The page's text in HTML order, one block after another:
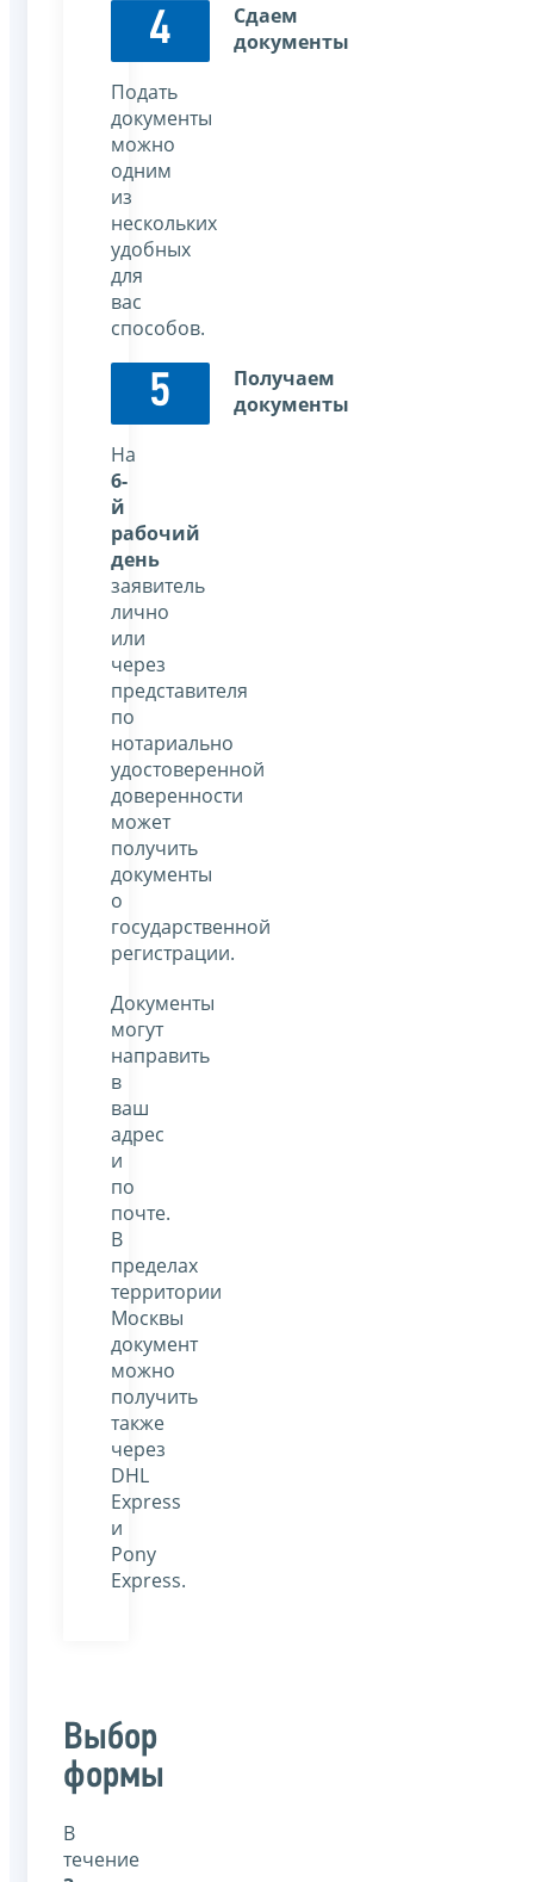
4
Сдаем
документы
Подать
документы
можно
одним
из
нескольких
удобных
для
вас
способов.
5
Получаем
документы
На
6-
й
рабочий
день
заявитель
лично
или
через
представителя
по
нотариально
удостоверенной
доверенности
может
получить
документы
о
государственной
регистрации.
Документы
могут
направить
в
ваш
адрес
и
по
почте.
В
пределах
территории
Москвы
документ
можно
получить
также
через
DHL
Express
и
Pony
Express.
Выбор
формы
В
течение